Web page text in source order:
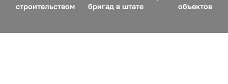
строительством
бригад в штате
объектов